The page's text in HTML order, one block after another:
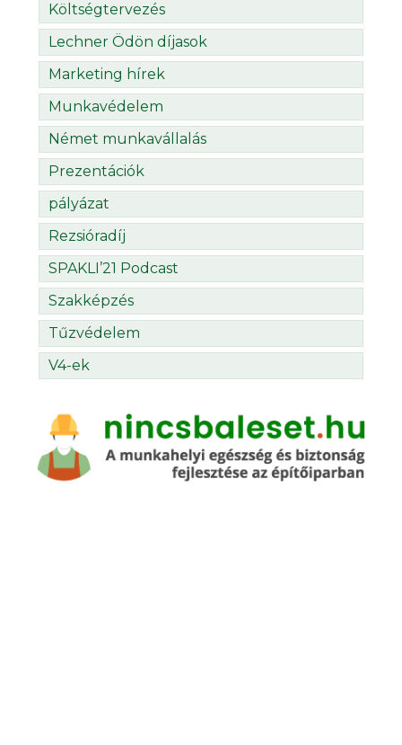
Költségtervezés
Lechner Ödön díjasok
Marketing hírek
Munkavédelem
Német munkavállalás
Prezentációk
pályázat
Rezsióradíj
SPAKLI’21 Podcast
Szakképzés
Tűzvédelem
V4-ek